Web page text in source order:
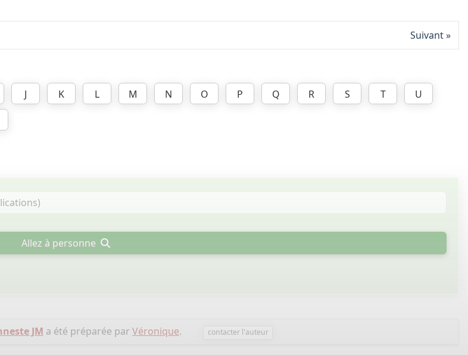
Suivant
J K L M N O P Q R S T
U
Allez à personne
JM a été préparée par Véronique. contacter l'auteur